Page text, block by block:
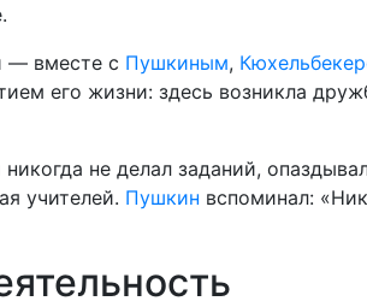
— вместе с Пушкиным,
его жизни: здесь возникла
не делал заданий,
учителей. Пушкин вспоминал: